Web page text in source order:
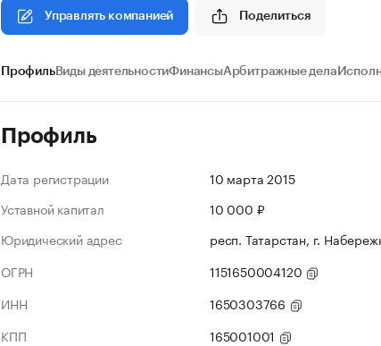
Управлять компанией Поделиться
ПрофильВиды деятельностиФинансыАрбитражные дела
Профиль
Дата регистрации
10 марта 2015
Уставной капитал
10 000 ₽
Юридический адрес
респ. Татарстан, г.
ОГРН
1151650004120
ИНН
1650303766
КПП
165001001